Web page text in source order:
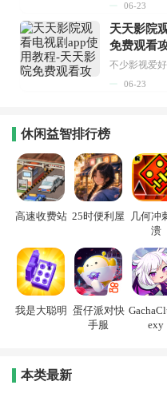
06-23
天天影院
免费观看
06-23
休闲益智排行榜
高速收费站 25时便利屋
几何冲
溃
我是大聪明 蛋仔派对快
手服
exy
本类最新